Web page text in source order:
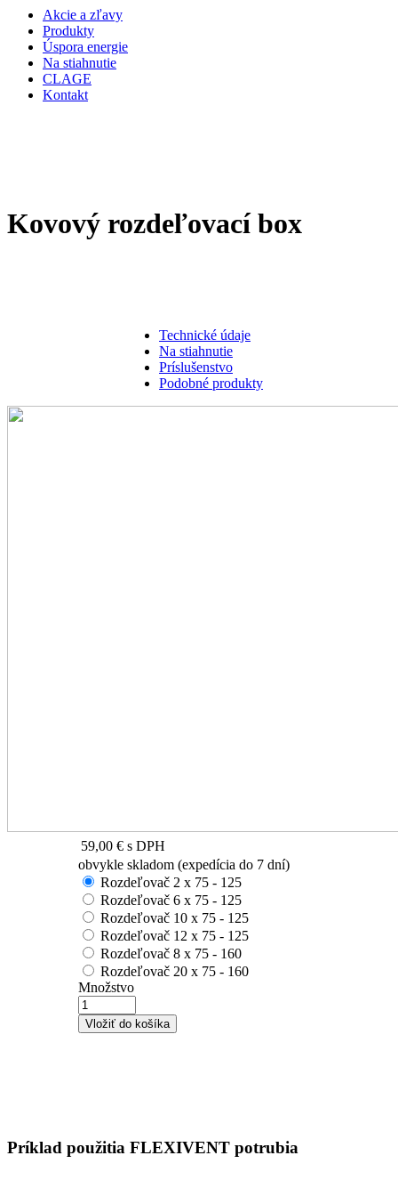
Akcie a zľavy
Produkty
Úspora energie
Na stiahnutie
CLAGE
Kontakt
Kovový rozdeľovací box
Technické údaje
Na stiahnutie
Príslušenstvo
Podobné produkty
59,00 € s DPH
obvykle skladom (expedícia do 7 dní)
Rozdeľovač 2 x 75 - 125
Rozdeľovač 6 x 75 - 125
Rozdeľovač 10 x 75 - 125
Rozdeľovač 12 x 75 - 125
Rozdeľovač 8 x 75 - 160
Rozdeľovač 20 x 75 - 160
Množstvo
Príklad použitia FLEXIVENT potrubia